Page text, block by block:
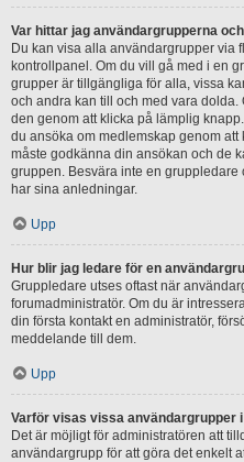
Var hittar jag användargrupperna
Du kan visa alla användargrupper via
kontrollpanel. Om du vill gå med i en
grupper är tillgängliga för alla, vissa
och andra kan till och med vara
den genom att klicka på lämplig
du ansöka om medlemskap genom
måste godkänna din ansökan och de
gruppen. Besvära inte en
har sina anledningar.
Upp
Hur blir jag ledare för en
Gruppledare utses oftast när
forumadministratör. Om du är
din första kontakt en administratör,
meddelande till dem.
Upp
Varför visas vissa användargrupper
Det är möjligt för administratören att
användargrupp för att göra det enkelt